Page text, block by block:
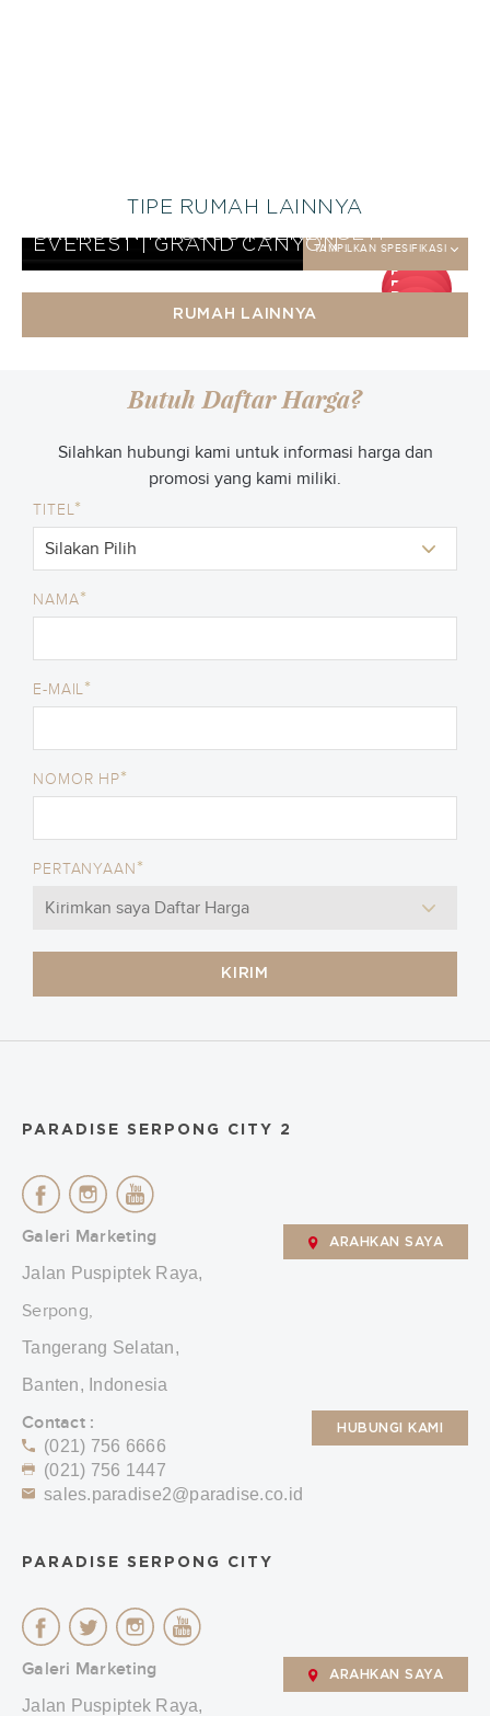
TIPE RUMAH LAINNYA
DP
25
EVEREST KHUSUS | SERENGETITAMPILKAN SPESIFIKASI
DP
GRAYSON KHUSUS | SERENGETI
TAMPILKAN SPESIFIKASI
25 jt
EVEREST | GRAND CANYONTAMPILKAN SPESIFIKASI
RUMAH LAINNYA
Butuh Daftar Harga?
Silahkan hubungi kami untuk informasi harga dan
promosi yang kami miliki.
TITEL*
NAMA*
E-MAIL*
NOMOR HP*
PERTANYAAN*
KIRIM
PARADISE SERPONG CITY 2
Galeri Marketing
Jalan Puspiptek Raya,
Serpong,
Tangerang Selatan,
Banten, Indonesia
ARAHKAN SAYA
Contact :
(021) 756 6666
(021) 756 1447
sales.paradise2@paradise.co.id
HUBUNGI KAMI
PARADISE SERPONG CITY
Galeri Marketing
Jalan Puspiptek Raya,
ARAHKAN SAYA